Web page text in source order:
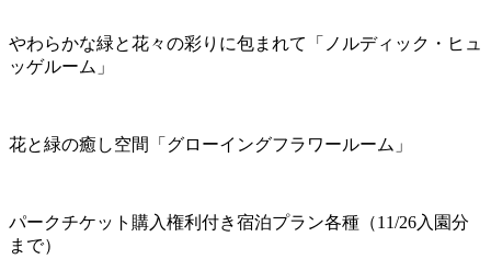
やわらかな緑と花々の彩りに包まれて「ノルディック・ヒュ
ッゲルーム」
花と緑の癒し空間「グローイングフラワールーム」
パークチケット購入権利付き宿泊プラン各種（11/26入園分
まで）